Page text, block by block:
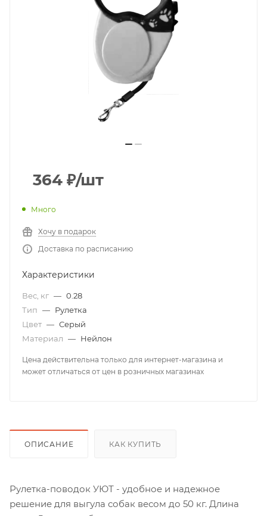
364 ₽/шт
Много
Хочу в подарок
Доставка по расписанию
Характеристики
Вес, кг — 0.28
Тип — Рулетка
Цвет — Серый
Материал — Нейлон
Цена действительна только для интернет-магазина и
может отличаться от цен в розничных магазинах
ОПИСАНИЕ КАК КУПИТЬ
Рулетка-поводок УЮТ - удобное и надежное
решение для выгула собак весом до 50 кг. Длина